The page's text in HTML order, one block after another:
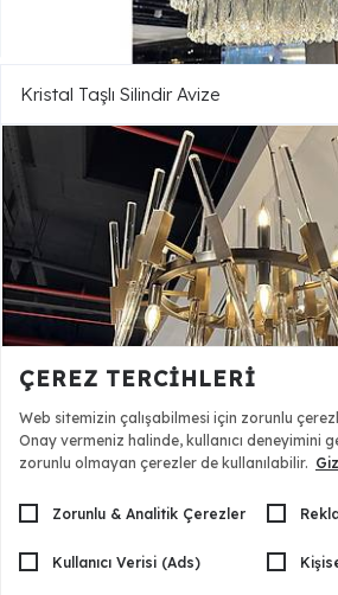
Kristal Taşlı Silindir Avize
Silindir Sıralı Avize
ÇEREZ TERCIHLERI
Web sitemizin çalışabilmesi için zorunlu
Onay vermeniz halinde, kullanıcı deneyimini
zorunlu olmayan çerezler de kullanılabilir.
Zorunlu & Analitik Çerezler
Kullanıcı Verisi (Ads)